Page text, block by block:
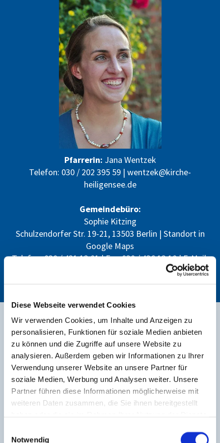
Diese Webseite verwendet Cookies
Wir verwenden Cookies, um Inhalte und Anzeigen zu
personalisieren, Funktionen für soziale Medien anbieten
zu können und die Zugriffe auf unsere Website zu
analysieren. Außerdem geben wir Informationen zu Ihrer
Verwendung unserer Website an unsere Partner für
soziale Medien, Werbung und Analysen weiter. Unsere
Partner führen diese Informationen möglicherweise mit
weiteren Daten zusammen, die Sie ihnen bereitgestellt
Notwendig
Pfarrerin: Jana Wentzek
Telefon: 030 / 202 395 59 | wentzek@kirche-
heiligensee.de
Gemeindebüro:
Sophie Kitzing
Schulzendorfer Str. 19-21, 13503 Berlin | Standort in
Google Maps
Telefon: 030 / 431 13 01 | Fax: 030 / 436 13 10 | E-Mail:
gemeindebuero@kirche-heiligensee.de
Termine der Matthias-Claudius-
Kirchengemeinde